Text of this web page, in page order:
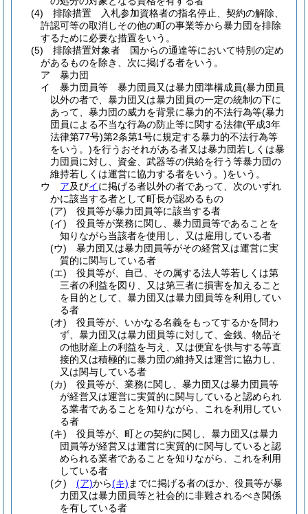
(4)
排除措置 入札参加資格者の指名停止、契約の解除、
許認可等の取消しその他の町の事業等から暴力団を排除
するために必要な措置をいう。
(5)
排除措置対象者 国からの通達等において特別の定め
があるものを除き、次に掲げる者をいう。
ア
暴力団
イ
暴力団員等 暴力団員又は暴力団準構成員(暴力団員
以外の者で、暴力団又は暴力団員の一定の統制の下に
あって、暴力団の威力を背景に暴力的不法行為等(暴力
団員による不当な行為の防止等に関する法律(平成3年
法律第77号)第2条第1号に規定する暴力的不法行為等
をいう。)を行うおそれがある者又は暴力団若しくは暴
力団員に対し、資金、武器等の供給を行う等暴力団の
維持若しくは運営に協力する者をいう。)をいう。
ウ
ア及びイに掲げる者以外の者であって、次のいずれ
かに該当する者として町長が認めるもの
(ア)
役員等が暴力団員等に該当する者
(イ)
役員等が業務に関し、暴力団員等であることを
知りながら当該者を使用し、又は雇用している者
(ウ)
暴力団又は暴力団員等がその経営又は運営に実
質的に関与している者
(エ)
役員等が、自己、その属する法人等若しくは第
三者の利益を図り、又は第三者に損害を加えること
を目的として、暴力団又は暴力団員等を利用してい
る者
(オ)
役員等が、いかなる名義をもってするかを問わ
ず、暴力団又は暴力団員等に対して、金銭、物品そ
の他財産上の利益を与え、又は便宜を供与する等直
接的又は積極的に暴力団の維持又は運営に協力し、
又は関与している者
(カ)
役員等が、業務に関し、暴力団又は暴力団員等
が経営又は運営に実質的に関与していると認められ
る業者であることを知りながら、これを利用してい
る者
(キ)
役員等が、町との契約に関し、暴力団又は暴力
団員等が経営又は運営に実質的に関与していると認
められる業者であることを知りながら、これを利用
している者
(ク)
(ア)から(キ) までに掲げる者のほか、役員等が暴
力団又は暴力団員等と社会的に非難されるべき関係
を有している者